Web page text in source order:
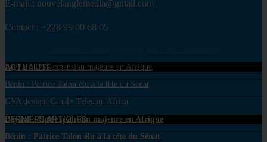
E-mail : nouvelanglemedia@gmail.com
Contact : +228 99 00 68 05
ACTUALITE
PayPal : Une expansion majeure en Afrique
Bénin : Patrice Talon élu à la tête du Sénat
GVA devient Canal+ Telecom Africa
DERNIERS ARTICLES
PayPal : Une expansion majeure en Afrique
Bénin : Patrice Talon élu à la tête du Sénat